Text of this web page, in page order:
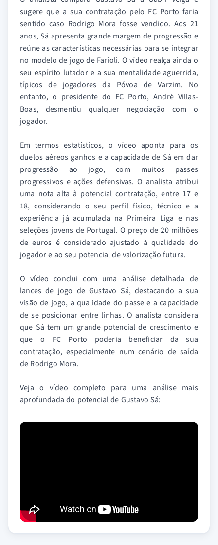
sugere que a sua contratação pelo FC Porto faria
sentido caso Rodrigo Mora fosse vendido. Aos 21
anos, Sá apresenta grande margem de progressão e
reúne as características necessárias para se integrar
no modelo de jogo de Farioli. O vídeo realça ainda o
seu espírito lutador e a sua mentalidade aguerrida,
típicos de jogadores da Póvoa de Varzim. No
entanto, o presidente do FC Porto, André Villas-
Boas, desmentiu qualquer negociação com o
jogador.
Em termos estatísticos, o vídeo aponta para os
duelos aéreos ganhos e a capacidade de Sá em dar
progressão ao jogo, com muitos passes
progressivos e ações defensivas. O analista atribui
uma nota alta à potencial contratação, entre 17 e
18, considerando o seu perfil físico, técnico e a
experiência já acumulada na Primeira Liga e nas
seleções jovens de Portugal. O preço de 20 milhões
de euros é considerado ajustado à qualidade do
jogador e ao seu potencial de valorização futura.
O vídeo conclui com uma análise detalhada de
lances de jogo de Gustavo Sá, destacando a sua
visão de jogo, a qualidade do passe e a capacidade
de se posicionar entre linhas. O analista considera
que Sá tem um grande potencial de crescimento e
que o FC Porto poderia beneficiar da sua
contratação, especialmente num cenário de saída
de Rodrigo Mora.
Veja o vídeo completo para uma análise mais
aprofundada do potencial de Gustavo Sá: